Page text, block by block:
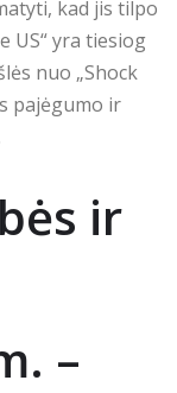
kad jis tilpo
US“ yra tiesiog
nuo „Shock
pajėgumo ir
ir
–